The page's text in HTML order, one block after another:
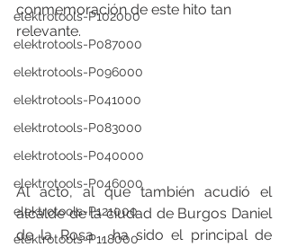
elektrotools-P102000
elektrotools-P087000
elektrotools-P096000
elektrotools-P041000
elektrotools-P083000
elektrotools-P040000
elektrotools-P046000
elektrotools-P121000
elektrotools-P118000
conmemoración de este hito tan
relevante.
Al acto, al que también acudió el
alcalde de la ciudad de Burgos Daniel
de la Rosa , ha sido el principal de